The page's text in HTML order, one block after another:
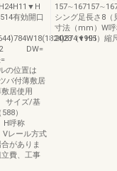
有効開口
2 DW=
の位置は
バ付薄敷居
居使用
サイズ/基
）
H呼称
レール方式
がありま
費、工事
シング足長さ8
寸法（mm）W呼
2023（1995）縮